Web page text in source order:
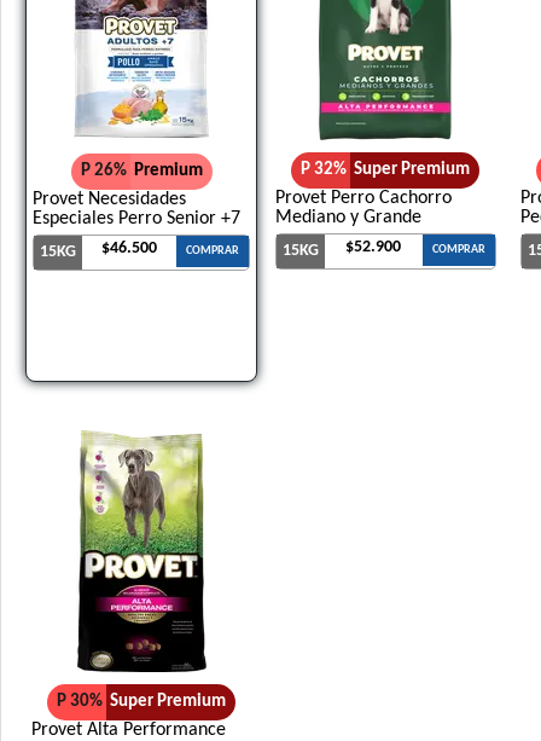
P 26% Premium
Provet Necesidades
Especiales Perro Senior +7
15KG $46.500 COMPRAR
P 32% Super Premium
Provet Perro Cachorro
Mediano y Grande
15KG $52.900 COMPRAR
P 30% Super Premium
Provet Alta Performance